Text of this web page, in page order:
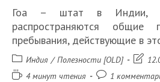
Гоа – штат в Индии,
распространяются общие
пребывания, действующие в
Рубрика
записи:
Индия / Полезности [OLD]
Запись
Время4 минут чтения
Комментарии
1